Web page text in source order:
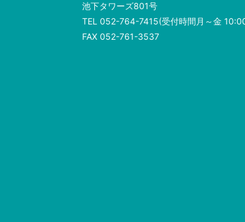
池下タワーズ801号
TEL 052-764-7415(受付時間月～金
FAX 052-761-3537